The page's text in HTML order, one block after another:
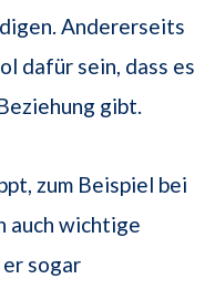
Andererseits
dafür sein, dass es
gibt.
zum Beispiel bei
auch wichtige
sogar